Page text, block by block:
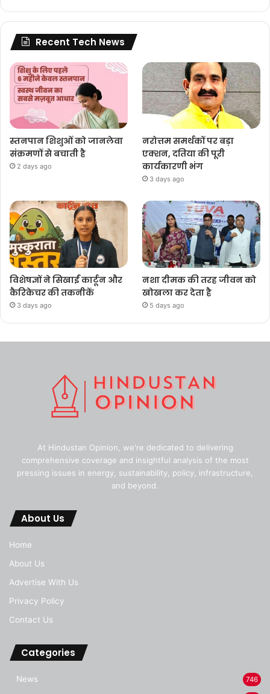
Recent Tech News
स्तनपान शिशुओं को जानलेवा
संक्रमणों से बचाती है
2 days ago
नरोत्तम समर्थकों पर बड़ा
एक्शन, दतिया की पूरी
कार्यकारणी भंग
3 days ago
विशेषज्ञों ने सिखाईं कार्टून और
कैरिकेचर की तकनीकें
3 days ago
नशा दीमक की तरह जीवन को
खोखला कर देता है
5 days ago
At Hindustan Opinion, we're dedicated to delivering
comprehensive coverage and insightful analysis of the most
pressing issues in energy, sustainability, policy, infrastructure,
and beyond.
About Us
Home
About Us
Advertise With Us
Privacy Policy
Contact Us
Categories
News 746